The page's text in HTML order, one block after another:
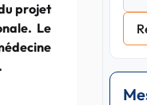
projet
Le